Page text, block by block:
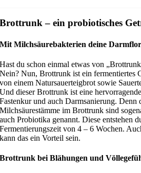
Brottrunk – ein probiotisches
Mit Milchsäurebakterien deine
Hast du schon einmal etwas von
Nein? Nun, Brottrunk ist ein fermentiertes
von einem Natursauerteigbrot sowie
Und dieser Brottrunk ist eine
Fastenkur und auch Darmsanierung. Denn
Milchsäurestämme im Brottrunk sind
auch Probiotika genannt. Diese entstehen
Fermentierungszeit von 4 – 6 Wochen.
kann das ein Vorteil sein.
Brottrunk bei Blähungen und